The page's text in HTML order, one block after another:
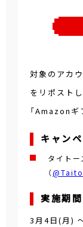
対象のアカ
をリポスト
「Amazonギ
キャン
タイト
（
実施期間
3月4日(月)